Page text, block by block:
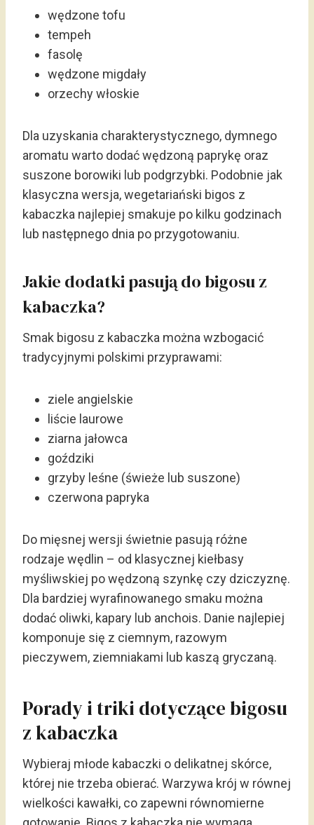
wędzone tofu
tempeh
fasolę
wędzone migdały
orzechy włoskie
Dla uzyskania charakterystycznego, dymnego
aromatu warto dodać wędzoną paprykę oraz
suszone borowiki lub podgrzybki. Podobnie jak
klasyczna wersja, wegetariański bigos z
kabaczka najlepiej smakuje po kilku godzinach
lub następnego dnia po przygotowaniu.
Jakie dodatki pasują do bigosu z
kabaczka?
Smak bigosu z kabaczka można wzbogacić
tradycyjnymi polskimi przyprawami:
ziele angielskie
liście laurowe
ziarna jałowca
goździki
grzyby leśne (świeże lub suszone)
czerwona papryka
Do mięsnej wersji świetnie pasują różne
rodzaje wędlin – od klasycznej kiełbasy
myśliwskiej po wędzoną szynkę czy dziczyznę.
Dla bardziej wyrafinowanego smaku można
dodać oliwki, kapary lub anchois. Danie najlepiej
komponuje się z ciemnym, razowym
pieczywem, ziemniakami lub kaszą gryczaną.
Porady i triki dotyczące bigosu
z kabaczka
Wybieraj młode kabaczki o delikatnej skórce,
której nie trzeba obierać. Warzywa krój w równej
wielkości kawałki, co zapewni równomierne